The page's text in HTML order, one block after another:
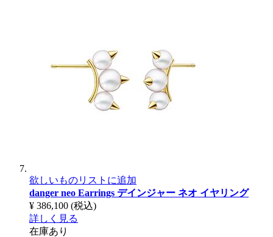
欲しいものリストに追加
danger neo Earrings デインジャー ネオ イヤリング
¥ 386,100 (税込)
詳しく見る
在庫あり